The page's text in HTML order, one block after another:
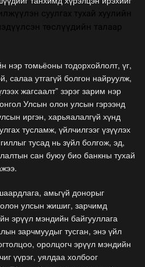
суулгах тухай хуулийн
төслүүдийн талаар
нэр томьёоны тодорхойлолт, үг,
салаа утгагүй болгон найруулж,
жагсаалт” зэрэг зарим нэр
Улсын олон улсын гэрээнд
иргэн, харьяалалгүй хүнд
тусламж, үйлчилгээг үзүүлэх
тусад нь зүйл болгож, эд,
сан буюу био банкны тухай
амьгүй донорыг
олон улсын жишиг, зарчимд
эрүүл мэндийн байгууллага
зарчмуудыг тусган, энэ үйл
оролцогч эрүүл мэндийн
үүрэг, уялдаа холбоог